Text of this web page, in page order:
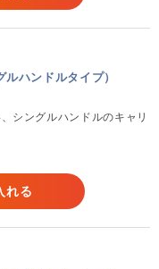
ハンドルタイプ）
シングルハンドルのキャリ
れる